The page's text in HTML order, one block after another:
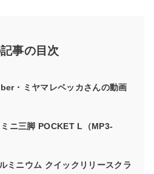
事の目次
・ミヤマレベッカさんの動画
ニ三脚 POCKET L（MP3-
ミニウム クイックリリースクラ